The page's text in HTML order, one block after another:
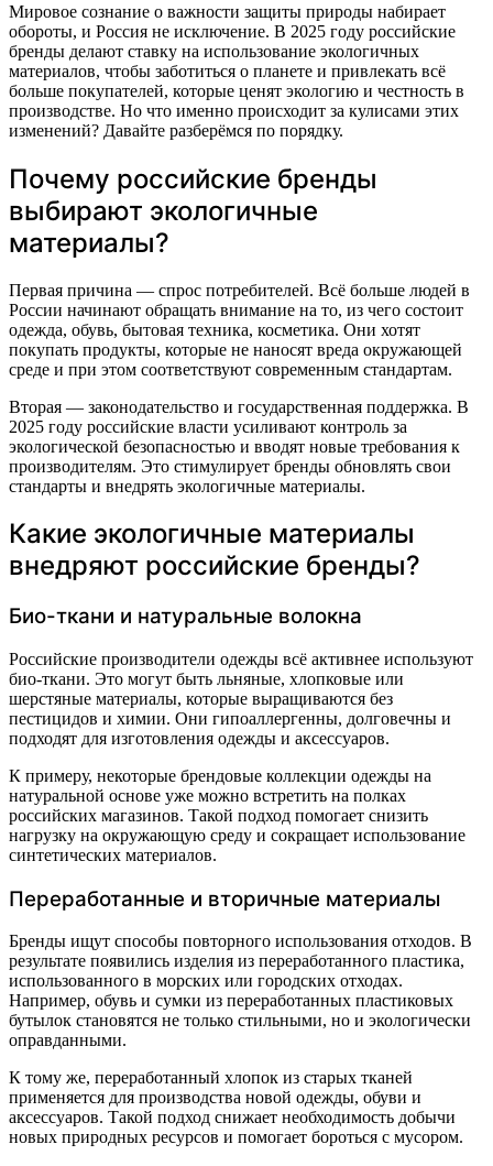
Мировое сознание о важности защиты природы набирает
обороты, и Россия не исключение. В 2025 году российские
бренды делают ставку на использование экологичных
материалов, чтобы заботиться о планете и привлекать всё
больше покупателей, которые ценят экологию и честность в
производстве. Но что именно происходит за кулисами этих
изменений? Давайте разберёмся по порядку.
Почему российские бренды
выбирают экологичные
материалы?
Первая причина — спрос потребителей. Всё больше людей в
России начинают обращать внимание на то, из чего состоит
одежда, обувь, бытовая техника, косметика. Они хотят
покупать продукты, которые не наносят вреда окружающей
среде и при этом соответствуют современным стандартам.
Вторая — законодательство и государственная поддержка. В
2025 году российские власти усиливают контроль за
экологической безопасностью и вводят новые требования к
производителям. Это стимулирует бренды обновлять свои
стандарты и внедрять экологичные материалы.
Какие экологичные материалы
внедряют российские бренды?
Био-ткани и натуральные волокна
Российские производители одежды всё активнее используют
био-ткани. Это могут быть льняные, хлопковые или
шерстяные материалы, которые выращиваются без
пестицидов и химии. Они гипоаллергенны, долговечны и
подходят для изготовления одежды и аксессуаров.
К примеру, некоторые брендовые коллекции одежды на
натуральной основе уже можно встретить на полках
российских магазинов. Такой подход помогает снизить
нагрузку на окружающую среду и сокращает использование
синтетических материалов.
Переработанные и вторичные материалы
Бренды ищут способы повторного использования отходов. В
результате появились изделия из переработанного пластика,
использованного в морских или городских отходах.
Например, обувь и сумки из переработанных пластиковых
бутылок становятся не только стильными, но и экологически
оправданными.
К тому же, переработанный хлопок из старых тканей
применяется для производства новой одежды, обуви и
аксессуаров. Такой подход снижает необходимость добычи
новых природных ресурсов и помогает бороться с мусором.